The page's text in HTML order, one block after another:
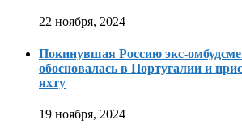
22 ноября, 2024
Покинувшая Россию экс-
обосновалась в Португалии и
яхту
19 ноября, 2024